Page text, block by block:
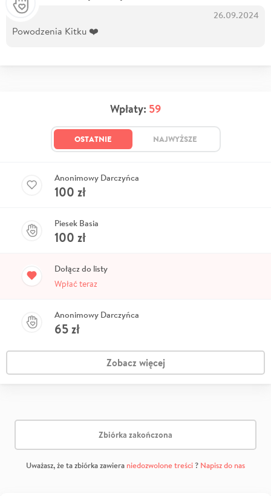
26.09.2024
Powodzenia Kitku ❤️
Wpłaty: 59
OSTATNIE NAJWYŻSZE
Anonimowy Darczyńca
100 zł
Piesek Basia
100 zł
Dołącz do listy
Wpłać teraz
Anonimowy Darczyńca
65zł
Zobacz więcej
Zbiórka zakończona
Uważasz, że ta zbiórka zawiera niedozwolone treści? Napisz do nas